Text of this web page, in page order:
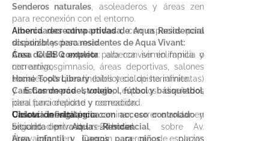
Senderos naturales , asoleaderos y áreas zen
para reconexión con el entorno.
Alberca recreativa privada, con espacios para
socializar y descansar.
Área de BBQ exteriorpara convivir en familia o
con amigos.
Home Tool’s Library(biblioteca de herramientas)
yE‑Commerce storage, espacios diseñados
para funcionalidad y comodidad.
Caseta de vigilancia con acceso controladoy
seguridad privada las 24 horas.
Amenidades compartidas de Aqua Residencial
disponibles para residentes de Aqua Vivant:
Casa Club completa: alberca semiolímpica y
recreativa, gimnasio, áreas deportivas, salones
sociales, parques lineales y ciclopista infinita.
Canchas de pádel, voleibol, fútbol y básquetbol,
ideal para deporte y recreación.
Ciclovía infinitapara caminar, correr o andar en
bicicleta dentro del residencial.
Área infantil y juegos para niños, espacios
Ubicación estratégica:
Situado enAqua Residencial, sobre Av.
Huayacán en Cancún, cerca de plazas